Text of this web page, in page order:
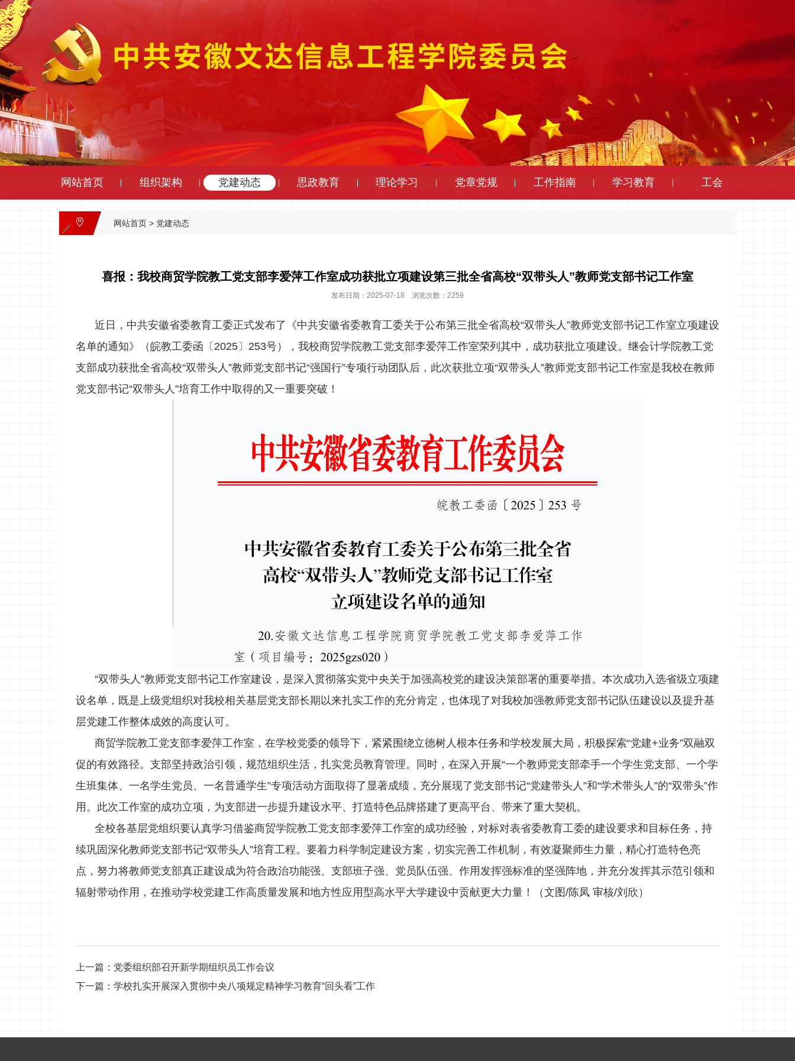
网站首页 组织架构 党建动态 思政教育 理论学习 党章党规 工作指南 学习教育 工会
网站首页 > 党建动态
喜报：我校商贸学院教工党支部李爱萍工作室成功获批立项建设第三批全省高校“双带头人”教师党支部书记工作室​​
发布日期：2025-07-18 浏览次数：2259
近日，中共安徽省委教育工委正式发布了《中共安徽省委教育工委关于公布第三批全省高校“双带头人”教师党支部书记工作室立项建设
名单的通知》（皖教工委函〔2025〕253号），我校商贸学院教工党支部李爱萍工作室荣列其中，成功获批立项建设。继会计学院教工党
支部成功获批全省高校“双带头人”教师党支部书记“强国行”专项行动团队后，此次获批立项“双带头人”教师党支部书记工作室是我校在教师
党支部书记“双带头人”培育工作中取得的又一重要突破！
“双带头人”教师党支部书记工作室建设，是深入贯彻落实党中央关于加强高校党的建设决策部署的重要举措。本次成功入选省级立项建
设名单，既是上级党组织对我校相关基层党支部长期以来扎实工作的充分肯定，也体现了对我校加强教师党支部书记队伍建设以及提升基
层党建工作整体成效的高度认可。
商贸学院教工党支部李爱萍工作室，在学校党委的领导下，紧紧围绕立德树人根本任务和学校发展大局，积极探索“党建+业务”双融双
促的有效路径。支部坚持政治引领，规范组织生活，扎实党员教育管理。同时，在深入开展“一个教师党支部牵手一个学生党支部、一个学
生班集体、一名学生党员、一名普通学生”专项活动方面取得了显著成绩，充分展现了党支部书记“党建带头人”和“学术带头人”的“双带头”作
用。此次工作室的成功立项，为支部进一步提升建设水平、打造特色品牌搭建了更高平台、带来了重大契机。
全校各基层党组织要认真学习借鉴商贸学院教工党支部李爱萍工作室的成功经验，对标对表省委教育工委的建设要求和目标任务，持
续巩固深化教师党支部书记“双带头人”培育工程。要着力科学制定建设方案，切实完善工作机制，有效凝聚师生力量，精心打造特色亮
点，努力将教师党支部真正建设成为符合政治功能强、支部班子强、党员队伍强、作用发挥强标准的坚强阵地，并充分发挥其示范引领和
辐射带动作用，在推动学校党建工作高质量发展和地方性应用型高水平大学建设中贡献更大力量！（文图/陈凤 审核/刘欣）
上一篇： 党委组织部召开新学期组织员工作会议
下一篇： 学校扎实开展深入贯彻中央八项规定精神学习教育“回头看”工作